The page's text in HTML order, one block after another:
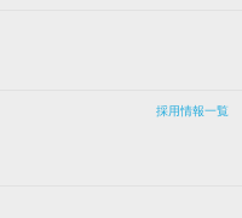
採用情報一覧